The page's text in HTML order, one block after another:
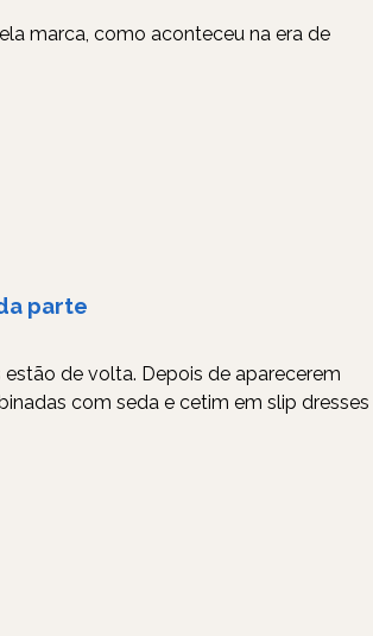
marca, como aconteceu na era de
parte
estão de volta. Depois de aparecerem
com seda e cetim em slip dresses